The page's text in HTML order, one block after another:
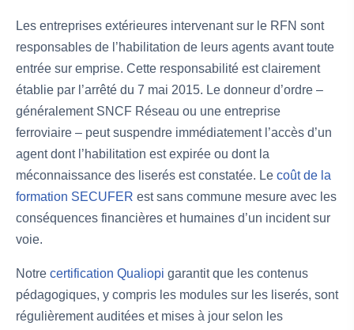
Les entreprises extérieures intervenant sur le RFN sont
responsables de l’habilitation de leurs agents avant toute
entrée sur emprise. Cette responsabilité est clairement
établie par l’arrêté du 7 mai 2015. Le donneur d’ordre –
généralement SNCF Réseau ou une entreprise
ferroviaire – peut suspendre immédiatement l’accès d’un
agent dont l’habilitation est expirée ou dont la
méconnaissance des liserés est constatée. Le coût de la
formation SECUFER est sans commune mesure avec les
conséquences financières et humaines d’un incident sur
voie.
Notre certification Qualiopi garantit que les contenus
pédagogiques, y compris les modules sur les liserés, sont
régulièrement auditées et mises à jour selon les